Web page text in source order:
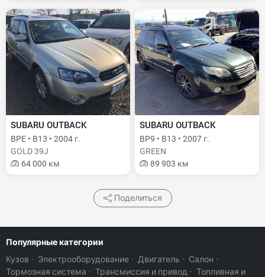
SUBARU OUTBACK
BPE • B13 • 2004 г.
GOLD 39J
64 000 км
SUBARU OUTBACK
BP9 • B13 • 2007 г.
GREEN
89 903 км
Поделиться
Популярные категории
Кузов · Электрооборудование · Двигатель · Салон ·
Тормозная система · Трансмиссия и привод · Топливная и